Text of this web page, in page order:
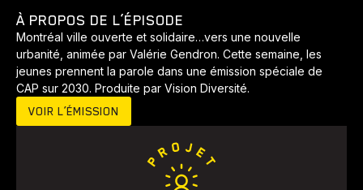
À PROPOS DE L’ÉPISODE
Montréal ville ouverte et solidaire…vers une nouvelle
urbanité, animée par Valérie Gendron. Cette semaine, les
jeunes prennent la parole dans une émission spéciale de
CAP sur 2030. Produite par Vision Diversité.
VOIR L’ÉMISSION